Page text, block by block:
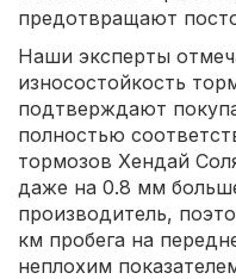
предотвращают
Наши эксперты
износостойкость
подтверждают
полностью
тормозов Хендай
даже на 0.8 мм
производитель,
км пробега на
неплохим